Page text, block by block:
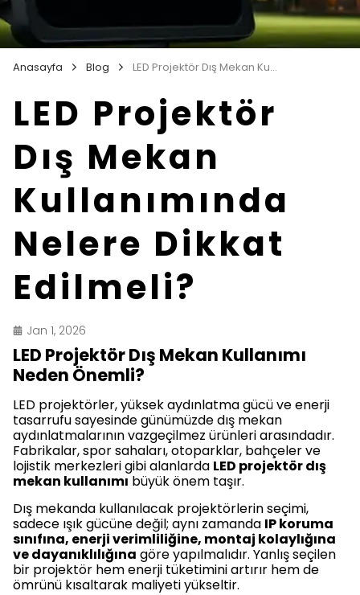
Anasayfa Blog LED Projektör Dış Mekan Kullanımında Nelere Dikkat Edilmeli?
LED Projektör
Dış Mekan
Kullanımında
Nelere Dikkat
Edilmeli?
Jan 1, 2026
LED Projektör Dış Mekan Kullanımı
Neden Önemli?
LED projektörler, yüksek aydınlatma gücü ve enerji
tasarrufu sayesinde günümüzde dış mekan
aydınlatmalarının vazgeçilmez ürünleri arasındadır.
Fabrikalar, spor sahaları, otoparklar, bahçeler ve
lojistik merkezleri gibi alanlarda LED projektör dış
mekan kullanımı büyük önem taşır.
Dış mekanda kullanılacak projektörlerin seçimi,
sadece ışık gücüne değil; aynı zamanda IP koruma
sınıfına, enerji verimliliğine, montaj kolaylığına
ve dayanıklılığına göre yapılmalıdır. Yanlış seçilen
bir projektör hem enerji tüketimini artırır hem de
ömrünü kısaltarak maliyeti yükseltir.